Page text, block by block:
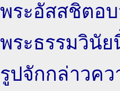
พระอัสสชิตอ
พระธรรมวินั
รูปจักกล่าวค